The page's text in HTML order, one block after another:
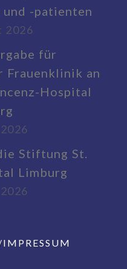
-patienten
2026
für
Frauenklinik an
Hospital
Stiftung St.
Limburg